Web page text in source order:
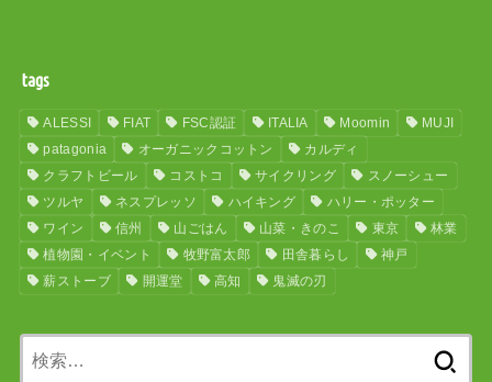
tags
ALESSI FIAT FSC認証 ITALIA Moomin
MUJI
patagonia
オーガニックコットン
カルディ
クラフトビール
コストコ サイクリング
スノーシュー
ツルヤ
ネスプレッソ ハイキング
ハリー・ポッター
ワイン
信州 山ごはん 山菜・きのこ 東京
林業
植物園・イベント
牧野富太郎 田舎暮らし
神戸
薪ストーブ
開運堂 高知 鬼滅の刃